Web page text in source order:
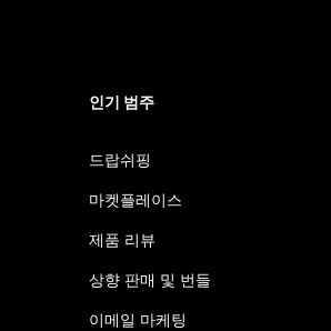
인기 범주
드랍쉬핑
마켓플레이스
제품 리뷰
상향 판매 및 번들
이메일 마케팅